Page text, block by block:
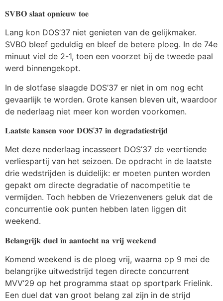
𝐒𝐕𝐁𝐎 𝐬𝐥𝐚𝐚𝐭 𝐨𝐩𝐧𝐢𝐞𝐮𝐰 𝐭𝐨𝐞
Lang kon DOS’37 niet genieten van de gelijkmaker.
SVBO bleef geduldig en bleef de betere ploeg. In de 74e
minuut viel de 2-1, toen een voorzet bij de tweede paal
werd binnengekopt.
In de slotfase slaagde DOS’37 er niet in om nog echt
gevaarlijk te worden. Grote kansen bleven uit, waardoor
de nederlaag niet meer kon worden voorkomen.
𝐋𝐚𝐚𝐭𝐬𝐭𝐞 𝐤𝐚𝐧𝐬𝐞𝐧 𝐯𝐨𝐨𝐫 𝐃𝐎𝐒’𝟑𝟕 𝐢𝐧 𝐝𝐞𝐠𝐫𝐚𝐝𝐚𝐭𝐢𝐞𝐬𝐭𝐫𝐢𝐣𝐝
Met deze nederlaag incasseert DOS’37 de veertiende
verliespartij van het seizoen. De opdracht in de laatste
drie wedstrijden is duidelijk: er moeten punten worden
gepakt om directe degradatie of nacompetitie te
vermijden. Toch hebben de Vriezenveners geluk dat de
concurrentie ook punten hebben laten liggen dit
weekend.
𝐁𝐞𝐥𝐚𝐧𝐠𝐫𝐢𝐣𝐤 𝐝𝐮𝐞𝐥 𝐢𝐧 𝐚𝐚𝐧𝐭𝐨𝐜𝐡𝐭 𝐧𝐚 𝐯𝐫𝐢𝐣 𝐰𝐞𝐞𝐤𝐞𝐧𝐝
Komend weekend is de ploeg vrij, waarna op 9 mei de
belangrijke uitwedstrijd tegen directe concurrent
MVV’29 op het programma staat op sportpark Frielink.
Een duel dat van groot belang zal zijn in de strijd